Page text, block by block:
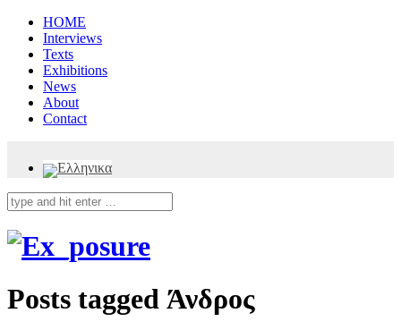
HOME
Interviews
Texts
Exhibitions
News
About
Contact
Posts tagged Άνδρος